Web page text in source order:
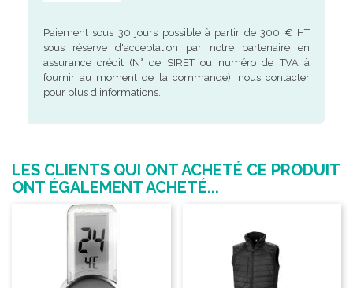
Paiement sous 30 jours possible à partir de 300 € HT
sous réserve d'acceptation par notre partenaire en
assurance crédit (N° de SIRET ou numéro de TVA à
fournir au moment de la commande), nous contacter
pour plus d'informations.
LES CLIENTS QUI ONT ACHETÉ CE PRODUIT
ONT ÉGALEMENT ACHETÉ...